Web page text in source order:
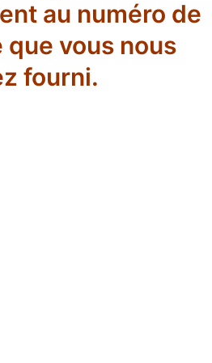
au numéro de
vous nous
fourni.